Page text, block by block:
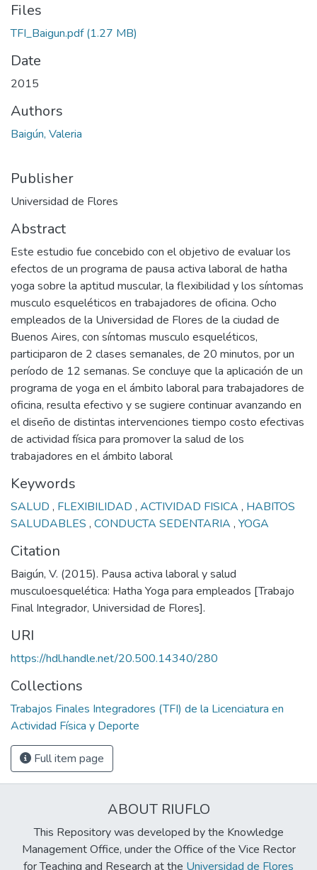
Files
TFI_Baigun.pdf(1.27 MB)
Date
2015
Authors
Baigún, Valeria
Publisher
Universidad de Flores
Abstract
Este estudio fue concebido con el objetivo de evaluar los
efectos de un programa de pausa activa laboral de hatha
yoga sobre la aptitud muscular, la flexibilidad y los síntomas
musculo esqueléticos en trabajadores de oficina. Ocho
empleados de la Universidad de Flores de la ciudad de
Buenos Aires, con síntomas musculo esqueléticos,
participaron de 2 clases semanales, de 20 minutos, por un
período de 12 semanas. Se concluye que la aplicación de un
programa de yoga en el ámbito laboral para trabajadores de
oficina, resulta efectivo y se sugiere continuar avanzando en
el diseño de distintas intervenciones tiempo costo efectivas
de actividad física para promover la salud de los
trabajadores en el ámbito laboral
Keywords
SALUD , FLEXIBILIDAD , ACTIVIDAD FISICA , HABITOS
SALUDABLES , CONDUCTA SEDENTARIA , YOGA
Citation
Baigún, V. (2015). Pausa activa laboral y salud
musculoesquelética: Hatha Yoga para empleados [Trabajo
Final Integrador, Universidad de Flores].
URI
https://hdl.handle.net/20.500.14340/280
Collections
Trabajos Finales Integradores (TFI) de la Licenciatura en
Actividad Física y Deporte
Full item page
ABOUT RIUFLO
This Repository was developed by the Knowledge
Management Office, under the Office of the Vice Rector
for Teaching and Research at the Universidad de Flores